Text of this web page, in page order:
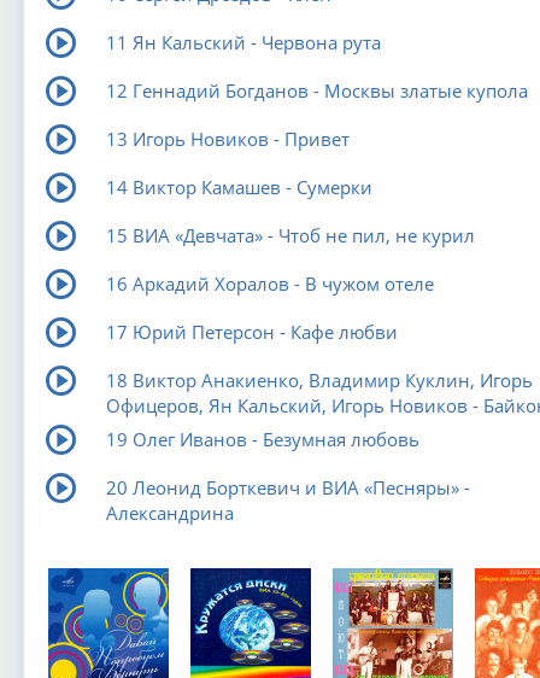
11 Ян Кальский - Червона рута
12 Геннадий Богданов - Москвы златые купола
13 Игорь Новиков - Привет
14 Виктор Камашев - Сумерки
15 ВИА «Девчата» - Чтоб не пил, не курил
16 Аркадий Хоралов - В чужом отеле
17 Юрий Петерсон - Кафе любви
18 Виктор Анакиенко, Владимир Куклин, Игорь
Офицеров, Ян Кальский, Игорь Новиков -
19 Олег Иванов - Безумная любовь
20 Леонид Борткевич и ВИА «Песняры» -
Александрина